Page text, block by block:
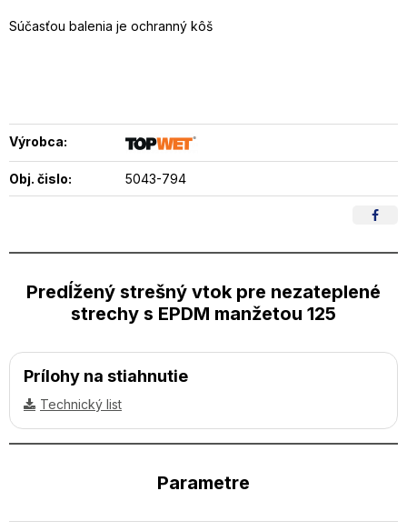
Súčasťou balenia je ochranný kôš
Výrobca:
Obj. čislo: 5043-794
Predĺžený strešný vtok pre nezateplené
strechy s EPDM manžetou 125
Prílohy na stiahnutie
Technický list
Parametre